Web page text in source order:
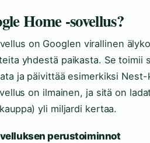
Home -sovellus?
on Googlen virallinen
yhdestä paikasta. Se toimii
ja päivittää esimerkiksi
on ilmainen, ja sitä on
yli miljardi kertaa.
perustoiminnot